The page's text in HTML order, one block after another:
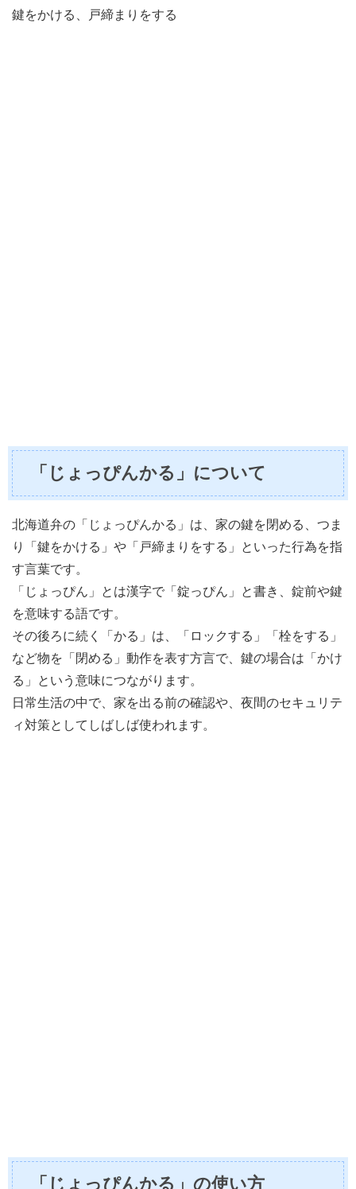
鍵をかける、戸締まりをする
「じょっぴんかる」について
北海道弁の「じょっぴんかる」は、家の鍵を閉める、つま
り「鍵をかける」や「戸締まりをする」といった行為を指
す言葉です。
「じょっぴん」とは漢字で「錠っぴん」と書き、錠前や鍵
を意味する語です。
その後ろに続く「かる」は、「ロックする」「栓をする」
など物を「閉める」動作を表す方言で、鍵の場合は「かけ
る」という意味につながります。
日常生活の中で、家を出る前の確認や、夜間のセキュリテ
ィ対策としてしばしば使われます。
「じょっぴんかる」の使い方